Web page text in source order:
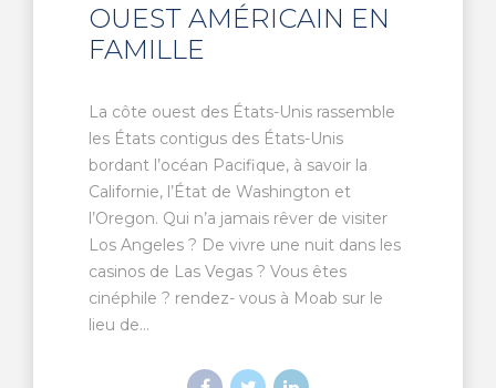
OUEST AMÉRICAIN EN
FAMILLE
La côte ouest des États-Unis rassemble
les États contigus des États-Unis
bordant l’océan Pacifique, à savoir la
Californie, l’État de Washington et
l’Oregon. Qui n’a jamais rêver de visiter
Los Angeles ? De vivre une nuit dans les
casinos de Las Vegas ? Vous êtes
cinéphile ? rendez- vous à Moab sur le
lieu de...